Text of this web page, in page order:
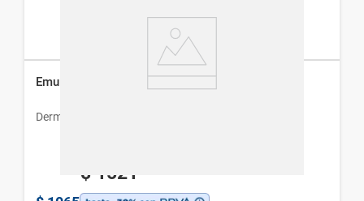
Emulsión de Limpieza Dermur x 250 ml
Dermur
$ 1521